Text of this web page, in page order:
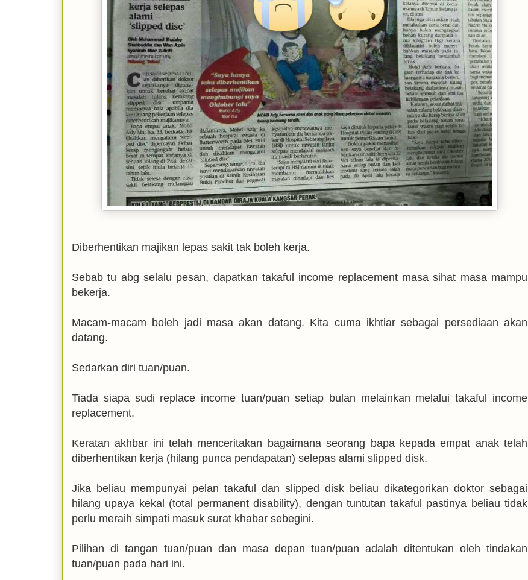
Diberhentikan majikan lepas sakit tak boleh kerja.
Sebab tu abg selalu pesan, dapatkan takaful income replacement masa sihat masa mampu
bekerja.
Macam-macam boleh jadi masa akan datang. Kita cuma ikhtiar sebagai persediaan akan
datang.
Sedarkan diri tuan/puan.
Tiada siapa sudi replace income tuan/puan setiap bulan melainkan melalui takaful income
replacement.
Keratan akhbar ini telah menceritakan bagaimana seorang bapa kepada empat anak telah
diberhentikan kerja (hilang punca pendapatan) selepas alami slipped disk.
Jika beliau mempunyai pelan takaful dan slipped disk beliau dikategorikan doktor sebagai
hilang upaya kekal (total permanent disability), dengan tuntutan takaful pastinya beliau tidak
perlu meraih simpati masuk surat khabar sebegini.
Pilihan di tangan tuan/puan dan masa depan tuan/puan adalah ditentukan oleh tindakan
tuan/puan pada hari ini.